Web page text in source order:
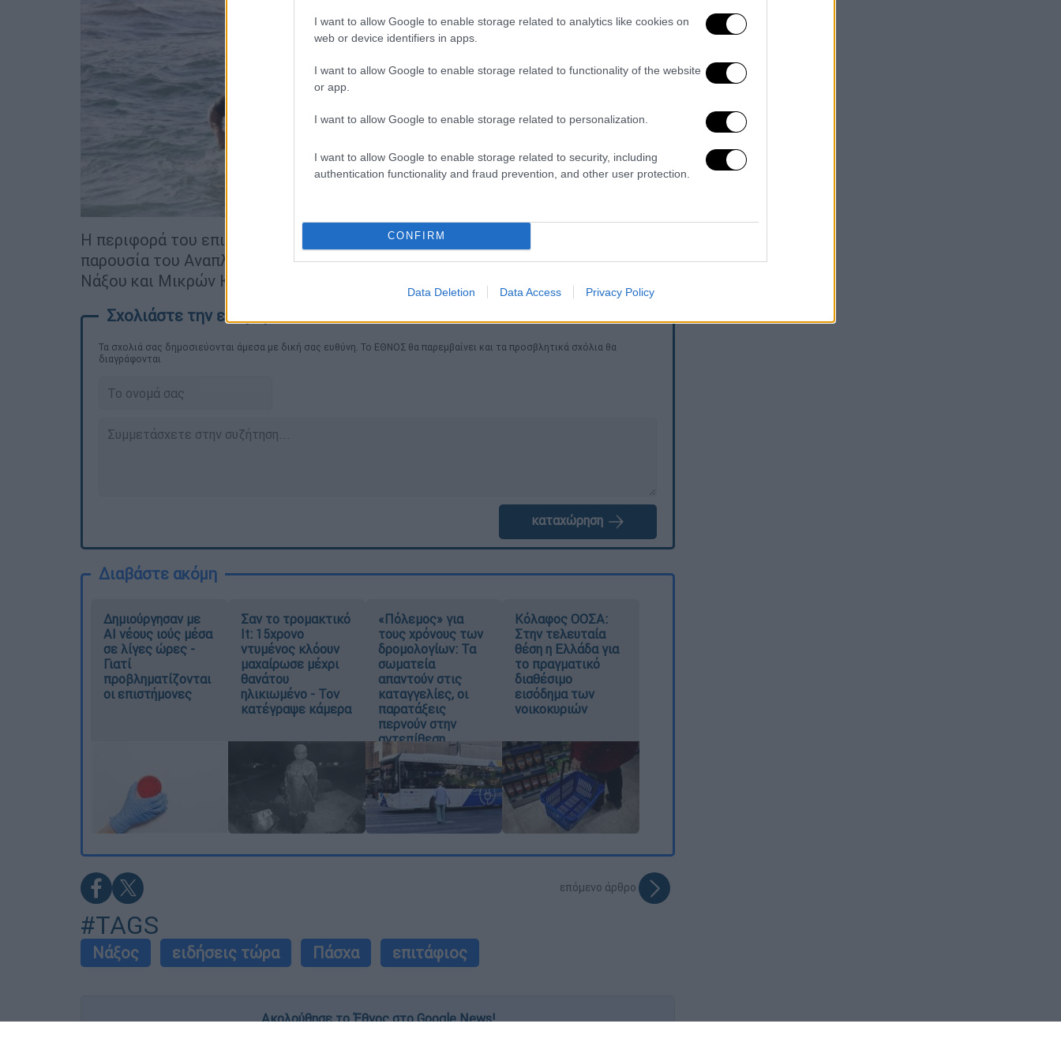
I want to allow Google to enable storage related to analytics like cookies on
web or device identifiers in apps.
I want to allow Google to enable storage related to functionality of the website
or app.
I want to allow Google to enable storage related to personalization.
I want to allow Google to enable storage related to security, including
authentication functionality and fraud prevention, and other user protection.
CONFIRM
Data Deletion Data Access Privacy Policy
Η περιφορά του επιταφίου στο της Νάξου
παρουσία του Αναπληρωτή Υπουργού Αθλητισμού Ιωάννη Βρούτση, του Δημάρχου
Νάξου και Μικρών Κυκλάδων Δημήτρη Λιανού και Δημοτικών Συμβούλων.
Τα σχολιά σας δημοσιεύονται άμεσα με δική σας ευθύνη. Το ΕΘΝΟΣ θα παρεμβαίνει και τα προσβλητικά σχόλια θα
διαγράφονται
καταχώρηση
Διαβάστε ακόμη
Δημιούργησαν με
AI νέους ιούς μέσα
σε λίγες ώρες -
Γιατί
προβληματίζονται
οι επιστήμονες
Σαν το τρομακτικό
It: 15χρονο
ντυμένος κλόουν
μαχαίρωσε μέχρι
θανάτου
ηλικιωμένο - Τον
κατέγραψε κάμερα
«Πόλεμος» για
τους χρόνους των
δρομολογίων: Τα
σωματεία
απαντούν στις
καταγγελίες, οι
παρατάξεις
περνούν στην
αντεπίθεση
Κόλαφος ΟΟΣΑ:
Στην τελευταία
θέση η Ελλάδα για
το πραγματικό
διαθέσιμο
εισόδημα των
νοικοκυριών
επόμενο άρθρο
#TAGS
Νάξος ειδήσεις τώρα Πάσχα επιτάφιος
Ακολούθησε το Έθνος στο Google News!